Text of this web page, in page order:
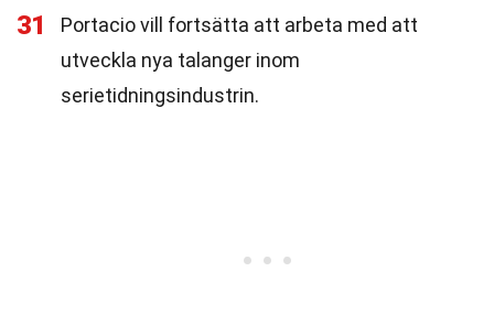
31
Portacio vill fortsätta att arbeta med att
utveckla nya talanger inom
serietidningsindustrin.